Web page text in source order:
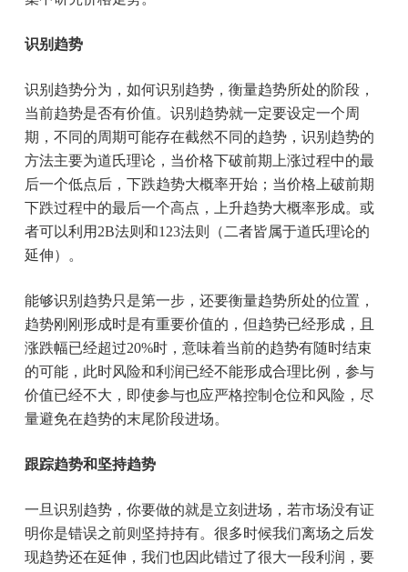
识别趋势
识别趋势分为，如何识别趋势，衡量趋势所处的阶段，
当前趋势是否有价值。识别趋势就一定要设定一个周
期，不同的周期可能存在截然不同的趋势，识别趋势的
方法主要为道氏理论，当价格下破前期上涨过程中的最
后一个低点后，下跌趋势大概率开始；当价格上破前期
下跌过程中的最后一个高点，上升趋势大概率形成。或
者可以利用2B法则和123法则（二者皆属于道氏理论的
延伸）。
能够识别趋势只是第一步，还要衡量趋势所处的位置，
趋势刚刚形成时是有重要价值的，但趋势已经形成，且
涨跌幅已经超过20%时，意味着当前的趋势有随时结束
的可能，此时风险和利润已经不能形成合理比例，参与
价值已经不大，即使参与也应严格控制仓位和风险，尽
量避免在趋势的末尾阶段进场。
跟踪趋势和坚持趋势
一旦识别趋势，你要做的就是立刻进场，若市场没有证
明你是错误之前则坚持持有。很多时候我们离场之后发
现趋势还在延伸，我们也因此错过了很大一段利润，要